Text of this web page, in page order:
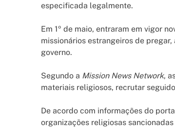
especificada legalmente.
Em 1º de maio, entraram em vigor
missionários estrangeiros de
governo.
Segundo a Mission News Network,
materiais religiosos, recrutar
De acordo com informações do
organizações religiosas